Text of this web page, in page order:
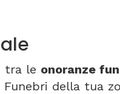
tra le onoranze
della tua